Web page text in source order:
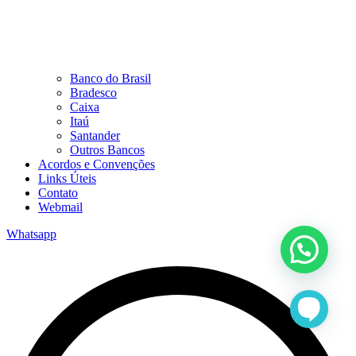
Banco do Brasil
Bradesco
Caixa
Itaú
Santander
Outros Bancos
Acordos e Convenções
Links Úteis
Contato
Webmail
Whatsapp